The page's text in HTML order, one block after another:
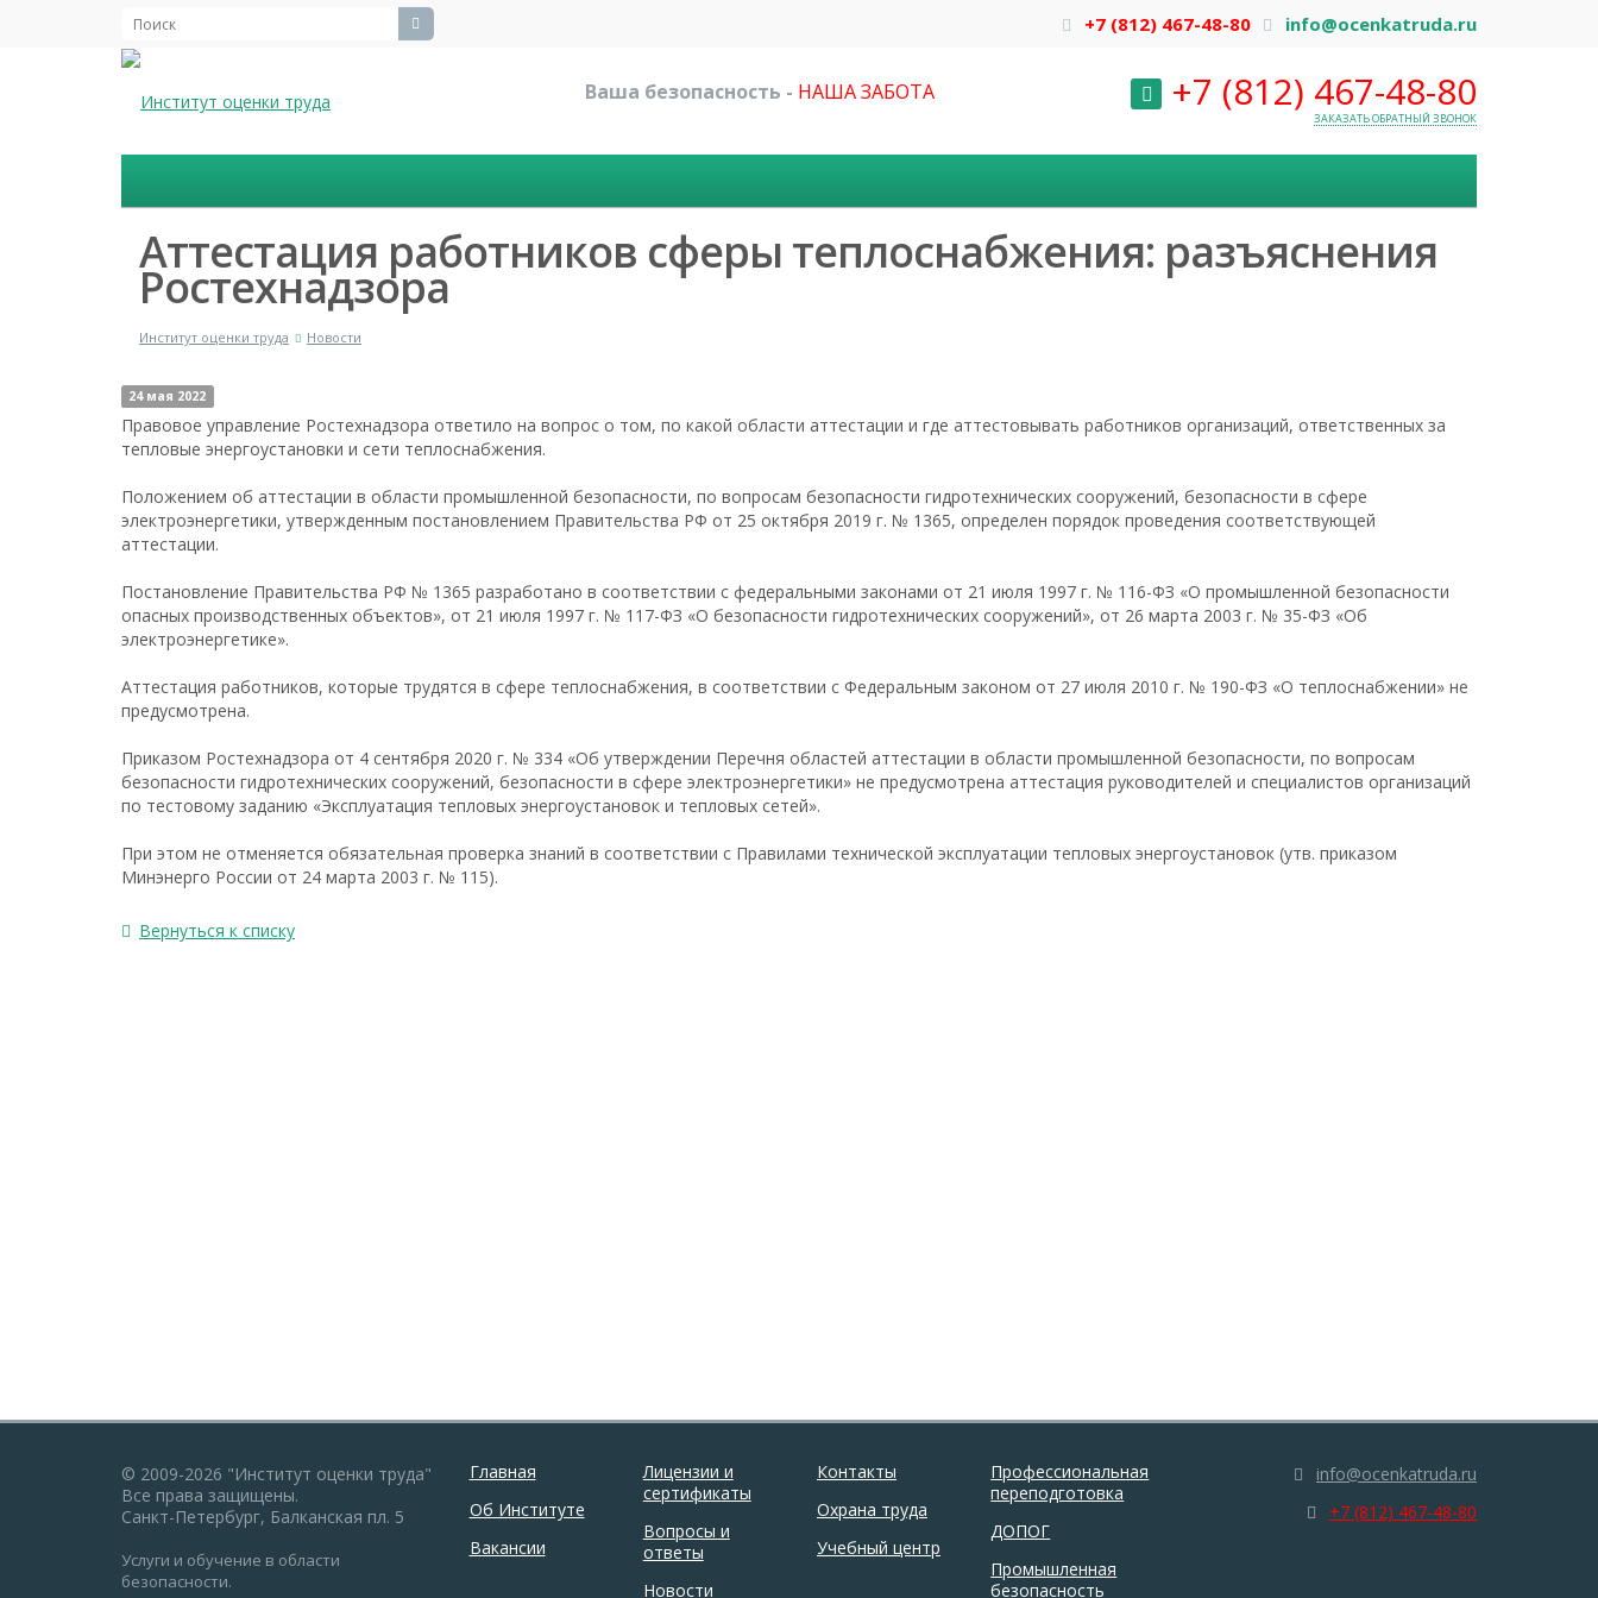
info@ocenkatruda.ru
+7 (812) 467-48-80
Ваша безопасность - НАША ЗАБОТА +7 (812) 467-48-80
ЗАКАЗАТЬ ОБРАТНЫЙ ЗВОНОК
Аттестация работников сферы теплоснабжения: разъяснения
Ростехнадзора
Институт оценки труда Новости
24 мая 2022
Правовое управление Ростехнадзора ответило на вопрос о том, по какой области аттестации и где аттестовывать работников организаций, ответственных за
тепловые энергоустановки и сети теплоснабжения.
Положением об аттестации в области промышленной безопасности, по вопросам безопасности гидротехнических сооружений, безопасности в сфере
электроэнергетики, утвержденным постановлением Правительства РФ от 25 октября 2019 г. № 1365, определен порядок проведения соответствующей
аттестации.
Постановление Правительства РФ № 1365 разработано в соответствии с федеральными законами от 21 июля 1997 г. № 116-ФЗ «О промышленной безопасности
опасных производственных объектов», от 21 июля 1997 г. № 117-ФЗ «О безопасности гидротехнических сооружений», от 26 марта 2003 г. № 35-ФЗ «Об
электроэнергетике».
Аттестация работников, которые трудятся в сфере теплоснабжения, в соответствии с Федеральным законом от 27 июля 2010 г. № 190-ФЗ «О теплоснабжении» не
предусмотрена.
Приказом Ростехнадзора от 4 сентября 2020 г. № 334 «Об утверждении Перечня областей аттестации в области промышленной безопасности, по вопросам
безопасности гидротехнических сооружений, безопасности в сфере электроэнергетики» не предусмотрена аттестация руководителей и специалистов организаций
по тестовому заданию «Эксплуатация тепловых энергоустановок и тепловых сетей».
При этом не отменяется обязательная проверка знаний в соответствии с Правилами технической эксплуатации тепловых энергоустановок (утв. приказом
Минэнерго России от 24 марта 2003 г. № 115).
Вернуться к списку
© 2009-2026 "Институт оценки труда"
Все права защищены.
Санкт-Петербург, Балканская пл. 5
Услуги и обучение в области
безопасности.
Главная
Об Институте
Вакансии
Лицензии и
сертификаты
Вопросы и
ответы
Новости
Контакты
Охрана труда
Учебный центр
Профессиональная
переподготовка
ДОПОГ
Промышленная
безопасность
info@ocenkatruda.ru
+7 (812) 467-48-80